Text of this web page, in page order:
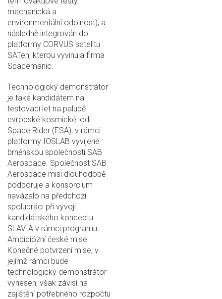
mechanická a
environmentální odolnost), a
následně integrován do
platformy CORVUS satelitu
SATen, kterou vyvinula firma
Spacemanic.
Technologický demonstrátor
je také kandidátem na
testovací let na palubě
evropské kosmické lodi
Space Rider (ESA), v rámci
platformy IOSLAB vyvíjené
brněnskou společností SAB
Aerospace. Společnost SAB
Aerospace misi dlouhodobě
podporuje a konsorcium
navázalo na předchozí
spolupráci při vývoji
kandidátského konceptu
SLAVIA v rámci programu
Ambiciózní české mise.
Konečné potvrzení mise, v
jejímž rámci bude
technologický demonstrátor
vynesen, však závisí na
zajištění potřebného rozpočtu